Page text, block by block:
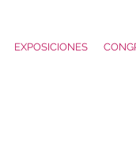
EXPOSICIONES